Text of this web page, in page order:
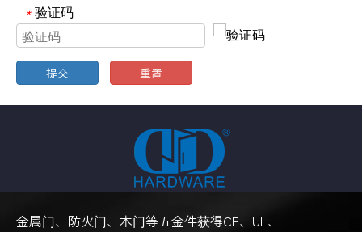
* 验证码
提交 重置
金属门、防火门、木门等五金件获得CE、UL、